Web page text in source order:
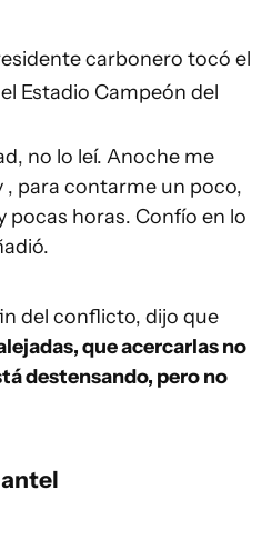
carbonero tocó el
Estadio Campeón del
no lo leí. Anoche me
, para contarme un poco,
pocas horas. Confío en lo
del conflicto, dijo que
que acercarlas no
destensando, pero no